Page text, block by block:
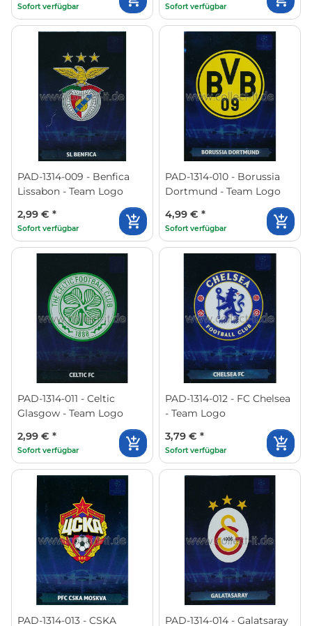
Sofort verfügbar Sofort verfügbar
PAD-1314-009 - Benfica
Lissabon - Team Logo
2,99 € *
Sofort verfügbar
PAD-1314-010 - Borussia
Dortmund - Team Logo
4,99 € *
Sofort verfügbar
PAD-1314-011 - Celtic
Glasgow - Team Logo
2,99 € *
Sofort verfügbar
PAD-1314-012 - FC Chelsea
- Team Logo
3,79 € *
Sofort verfügbar
PAD-1314-013 - CSKA
PAD-1314-014 - Galatsaray